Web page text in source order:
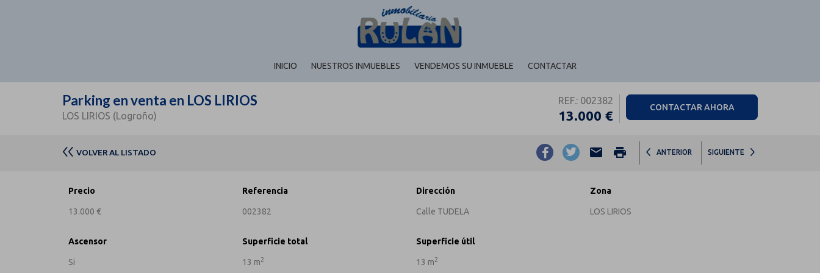
INICIO NUESTROS INMUEBLES VENDEMOS SU INMUEBLE CONTACTAR
Parking en venta en LOS LIRIOS
LOS LIRIOS (Logroño)
REF.: 002382
13.000 €
CONTACTAR AHORA
VOLVER AL LISTADO email print ANTERIOR SIGUIENTE
Precio
13.000 €
Referencia
002382
Dirección
Calle TUDELA
Zona
LOS LIRIOS
Ascensor
Si
Superficie total
13 m2
Superficie útil
13 m2